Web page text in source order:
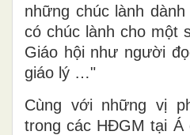
những chúc lành
có chúc lành cho một
Giáo hội như người
giáo lý …"
Cùng với những vị
trong các HĐGM tại Á